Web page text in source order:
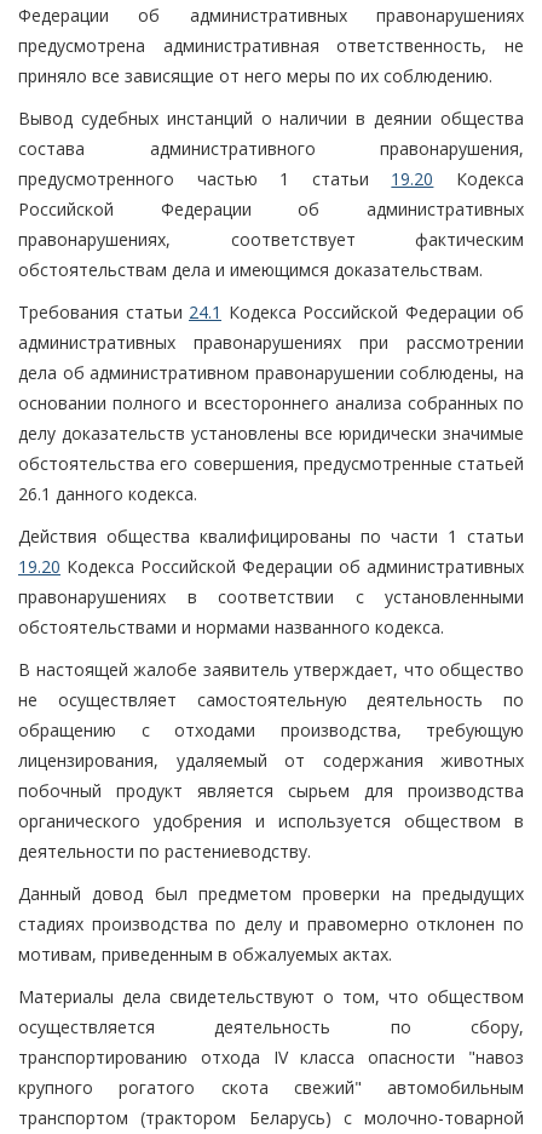
Федерации об административных правонарушениях
предусмотрена административная ответственность, не
приняло все зависящие от него меры по их соблюдению.
Вывод судебных инстанций о наличии в деянии общества
состава административного правонарушения,
предусмотренного частью 1 статьи 19.20 Кодекса
Российской Федерации об административных
правонарушениях, соответствует фактическим
обстоятельствам дела и имеющимся доказательствам.
Требования статьи 24.1 Кодекса Российской Федерации об
административных правонарушениях при рассмотрении
дела об административном правонарушении соблюдены, на
основании полного и всестороннего анализа собранных по
делу доказательств установлены все юридически значимые
обстоятельства его совершения, предусмотренные статьей
26.1 данного кодекса.
Действия общества квалифицированы по части 1 статьи
19.20 Кодекса Российской Федерации об административных
правонарушениях в соответствии с установленными
обстоятельствами и нормами названного кодекса.
В настоящей жалобе заявитель утверждает, что общество
не осуществляет самостоятельную деятельность по
обращению с отходами производства, требующую
лицензирования, удаляемый от содержания животных
побочный продукт является сырьем для производства
органического удобрения и используется обществом в
деятельности по растениеводству.
Данный довод был предметом проверки на предыдущих
стадиях производства по делу и правомерно отклонен по
мотивам, приведенным в обжалуемых актах.
Материалы дела свидетельствуют о том, что обществом
осуществляется деятельность по сбору,
транспортированию отхода IV класса опасности "навоз
крупного рогатого скота свежий" автомобильным
транспортом (трактором Беларусь) с молочно-товарной